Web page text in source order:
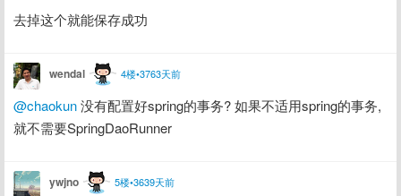
去掉这个就能保存成功
wendal 4楼•3763天前
@chaokun 没有配置好spring的事务? 如果不适用spring的事务,
就不需要SpringDaoRunner
ywjno 5楼•3639天前